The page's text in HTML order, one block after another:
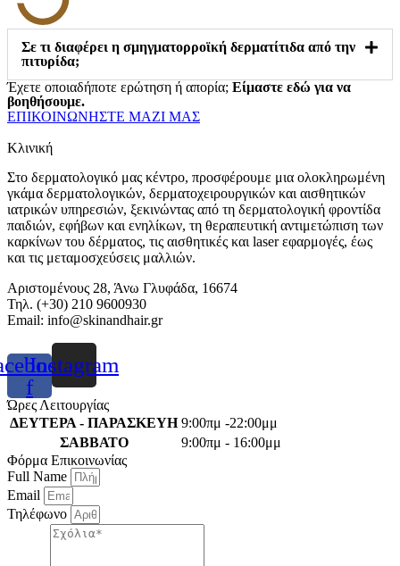
Σε τι διαφέρει η σμηγματορροϊκή δερματίτιδα από την
πιτυρίδα;
Έχετε οποιαδήποτε ερώτηση ή απορία; Eίμαστε εδώ για να
βοηθήσουμε.
ΕΠΙΚΟΙΝΩΝΗΣΤΕ ΜΑΖΙ ΜΑΣ
Κλινική
Στο δερματολογικό μας κέντρο, προσφέρουμε μια ολοκληρωμένη
γκάμα δερματολογικών, δερματοχειρουργικών και αισθητικών
ιατρικών υπηρεσιών, ξεκινώντας από τη δερματολογική φροντίδα
παιδιών, εφήβων και ενηλίκων, τη θεραπευτική αντιμετώπιση των
καρκίνων του δέρματος, τις αισθητικές και laser εφαρμογές, έως
και τις μεταμοσχεύσεις μαλλιών.
Αριστομένους 28, Άνω Γλυφάδα, 16674
Τηλ. (+30) 210 9600930
Email: info@skinandhair.gr
f
Instagram
Ώρες Λειτουργίας
ΔΕΥΤΕΡΑ - ΠΑΡΑΣΚΕΥΗ 9:00πμ -22:00μμ
ΣΑΒΒΑΤΟ
9:00πμ - 16:00μμ
Φόρμα Επικοινωνίας
Full Name
Email
Τηλέφωνο